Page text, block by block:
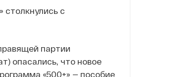
столкнулись с
партии
опасались, что новое
«500+» — пособие